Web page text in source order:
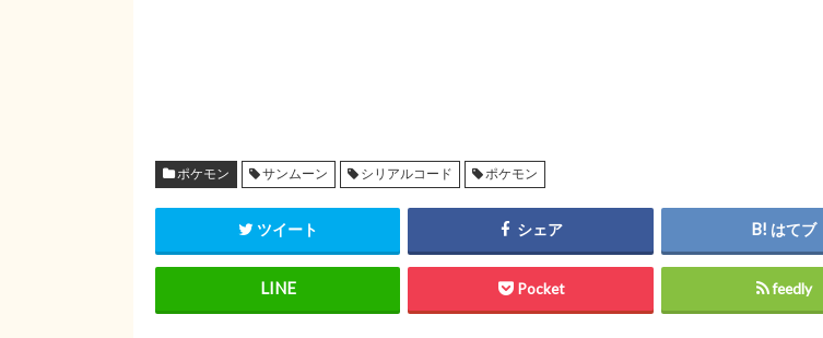
ポケモン サンムーン シリアルコード ポケモン
ツイート シェア はてブ
Pocket feedly